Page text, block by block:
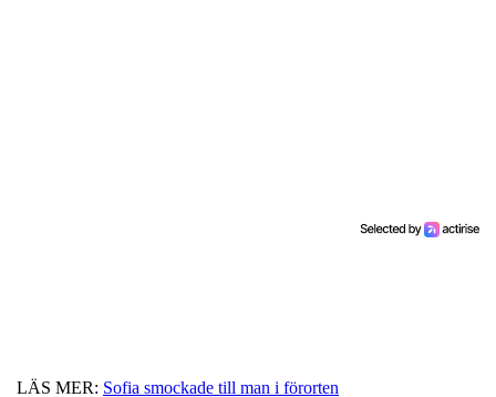
LÄS MER: Sofia smockade till man i förorten